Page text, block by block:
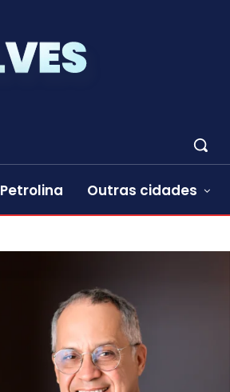
Petrolina Outras cidades